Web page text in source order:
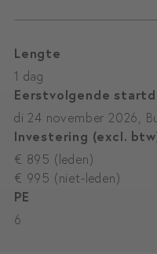
Lengte
1 dag
Eerstvolgende
di 24 november 2026,
Investering (excl.
€ 895 (leden)
€ 995 (niet-leden)
PE
6